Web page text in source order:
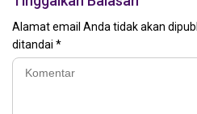
Alamat email Anda tidak akan
ditandai *